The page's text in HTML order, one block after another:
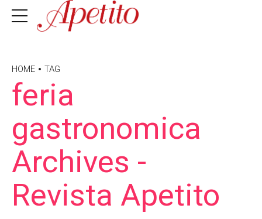
HOME TAG
feria
gastronomica
Archives -
Revista Apetito